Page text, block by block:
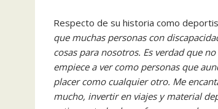
Respecto de su historia como
que muchas personas con
cosas para nosotros. Es verdad que
empiece a ver como personas que
placer como cualquier otro. Me
mucho, invertir en viajes y material